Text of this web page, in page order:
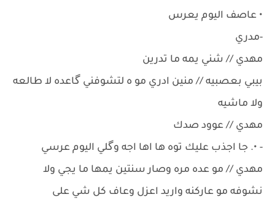
• عاصف اليوم يعرس
-مدري
مهدي // شني يمه ما تدرين
بيبي بعصبيه // منين ادري مو ه لتشوفني گاعده لا طالعه
ولا ماشيه
مهدي // عوود صدك
- •. جا اجذب عليك توه ها اها اجه وگلي اليوم عرسي
مهدي // مو عده مره وصار سنتين يمها ما يجي ولا
نشوفه مو عاركنه واريد اعزل وعاف كل شي على